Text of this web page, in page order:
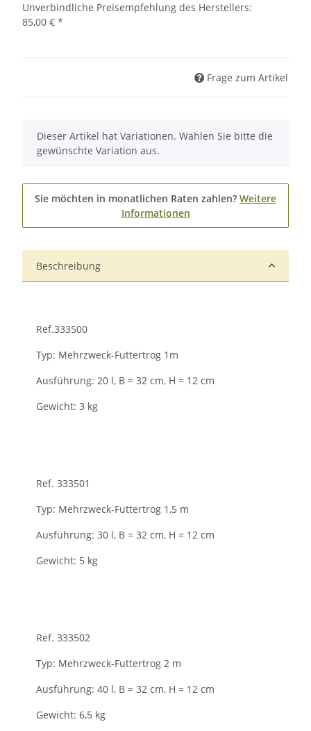
Unverbindliche Preisempfehlung des Herstellers:
85,00 € *
Frage zum Artikel
x
Dieser Artikel hat Variationen. Wählen Sie bitte die
gewünschte Variation aus.
Sie möchten in monatlichen Raten zahlen? Weitere
Informationen
Beschreibung
Ref.333500
Typ: Mehrzweck-Futtertrog 1m
Ausführung: 20 l, B = 32 cm, H = 12 cm
Gewicht: 3 kg
Ref. 333501
Typ: Mehrzweck-Futtertrog 1,5 m
Ausführung: 30 l, B = 32 cm, H = 12 cm
Gewicht: 5 kg
Ref. 333502
Typ: Mehrzweck-Futtertrog 2 m
Ausführung: 40 l, B = 32 cm, H = 12 cm
Gewicht: 6,5 kg